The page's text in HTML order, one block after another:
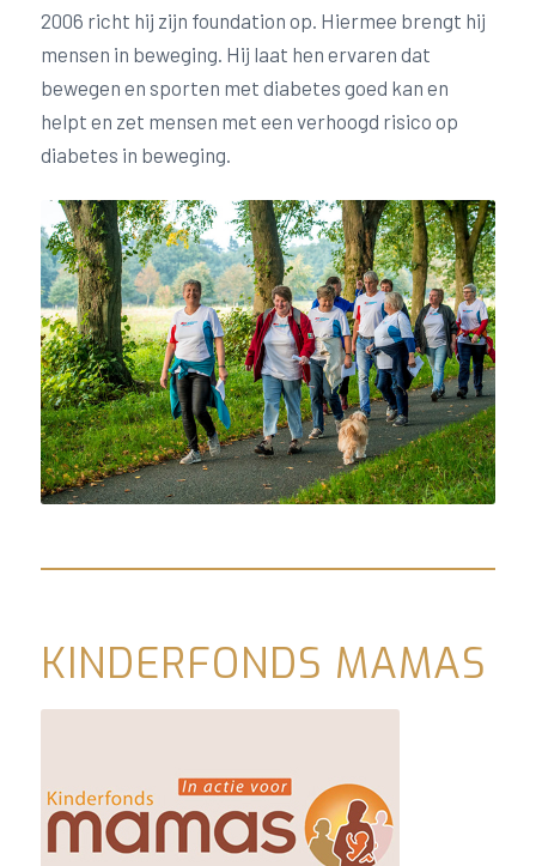
2006 richt hij zijn foundation op. Hiermee brengt hij
mensen in beweging. Hij laat hen ervaren dat
bewegen en sporten met diabetes goed kan en
helpt en zet mensen met een verhoogd risico op
diabetes in beweging.
KINDERFONDS MAMAS